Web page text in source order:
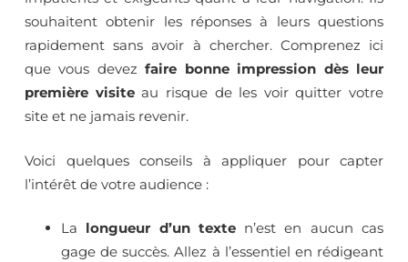
souhaitent obtenir les réponses à leurs questions
rapidement sans avoir à chercher. Comprenez ici
que vous devezfaire bonne impression dès leur
première visiteau risque de les voir quitter votre
site et ne jamais revenir.
Voici quelques conseils à appliquer pour capter
l’intérêt de votre audience :
La longueur d’un texten’est en aucun cas
gage de succès. Allez à l’essentiel en rédigeant